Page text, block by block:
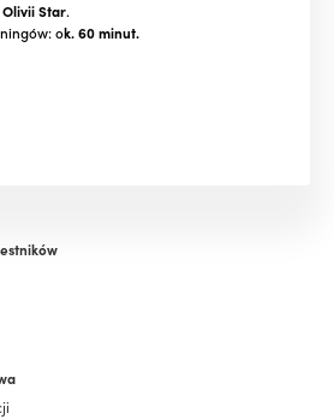
Star.
ok. 60 minut.